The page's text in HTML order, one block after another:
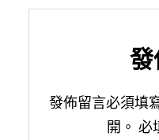
發
發佈留言必須填
開。 必